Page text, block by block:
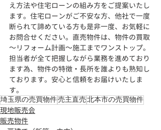
え方法や住宅ローンの組み方をご提案いたし
ます。住宅ローンがご不安な方、他社で一度
断られて諦めている方も是非一度、お気軽に
お問合せください。直売物件は、物件の買取
～リフォーム計画～施工までワンストップ。
担当者が全て把握しながら業務を進めており
ます為、物件の特徴・長所を誰よりも熟知し
ております。安心と信頼をお届けいたしま
す。
埼玉県の売買物件売主直売北本市の売買物件
現地販売会
販売物件